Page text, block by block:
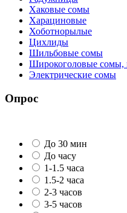
Хаковые сомы
Харациновые
Хоботнорылые
Цихлиды
Шильбовые сомы
Широкоголовые сомы,
Электрические сомы
Опрос
До 30 мин
До часу
1-1.5 часа
1.5-2 часа
2-3 часов
3-5 часов